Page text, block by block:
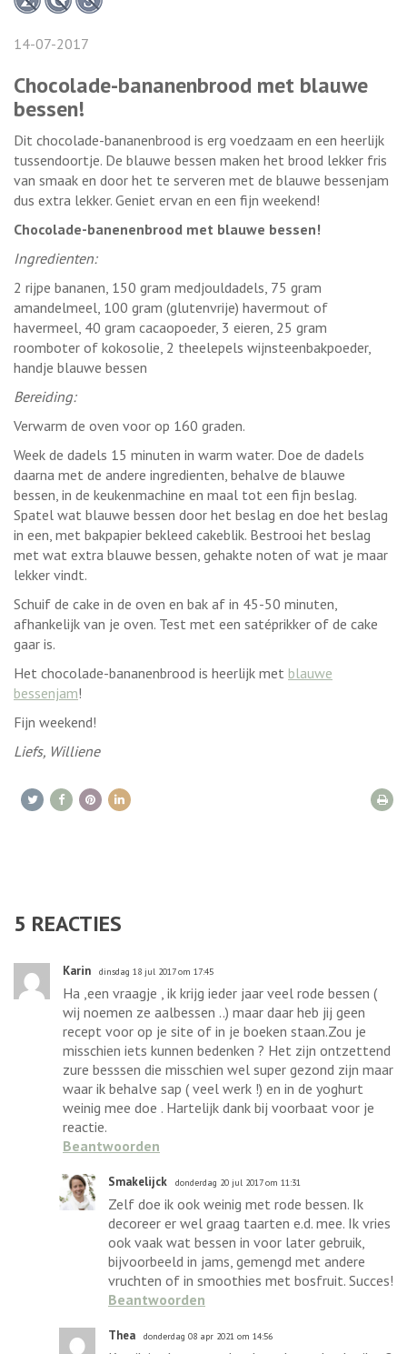
14-07-2017
Chocolade-bananenbrood met blauwe
bessen!
Dit chocolade-bananenbrood is erg voedzaam en een heerlijk
tussendoortje. De blauwe bessen maken het brood lekker fris
van smaak en door het te serveren met de blauwe bessenjam
dus extra lekker. Geniet ervan en een fijn weekend!
Chocolade-banenenbrood met blauwe bessen!
Ingredienten:
2 rijpe bananen, 150 gram medjouldadels, 75 gram
amandelmeel, 100 gram (glutenvrije) havermout of
havermeel, 40 gram cacaopoeder, 3 eieren, 25 gram
roomboter of kokosolie, 2 theelepels wijnsteenbakpoeder,
handje blauwe bessen
Bereiding:
Verwarm de oven voor op 160 graden.
Week de dadels 15 minuten in warm water. Doe de dadels
daarna met de andere ingredienten, behalve de blauwe
bessen, in de keukenmachine en maal tot een fijn beslag.
Spatel wat blauwe bessen door het beslag en doe het beslag
in een, met bakpapier bekleed cakeblik. Bestrooi het beslag
met wat extra blauwe bessen, gehakte noten of wat je maar
lekker vindt.
Schuif de cake in de oven en bak af in 45-50 minuten,
afhankelijk van je oven. Test met een satéprikker of de cake
gaar is.
Het chocolade-bananenbrood is heerlijk met blauwe
bessenjam!
Fijn weekend!
Liefs, Williene
5 REACTIES
Karin dinsdag 18 jul 2017 om 17:45
Ha ,een vraagje , ik krijg ieder jaar veel rode bessen (
wij noemen ze aalbessen ..) maar daar heb jij geen
recept voor op je site of in je boeken staan.Zou je
misschien iets kunnen bedenken ? Het zijn ontzettend
zure besssen die misschien wel super gezond zijn maar
waar ik behalve sap ( veel werk !) en in de yoghurt
weinig mee doe . Hartelijk dank bij voorbaat voor je
reactie.
Beantwoorden
Smakelijck donderdag 20 jul 2017 om 11:31
Zelf doe ik ook weinig met rode bessen. Ik
decoreer er wel graag taarten e.d. mee. Ik vries
ook vaak wat bessen in voor later gebruik,
bijvoorbeeld in jams, gemengd met andere
vruchten of in smoothies met bosfruit. Succes!
Beantwoorden
Thea donderdag 08 apr 2021 om 14:56